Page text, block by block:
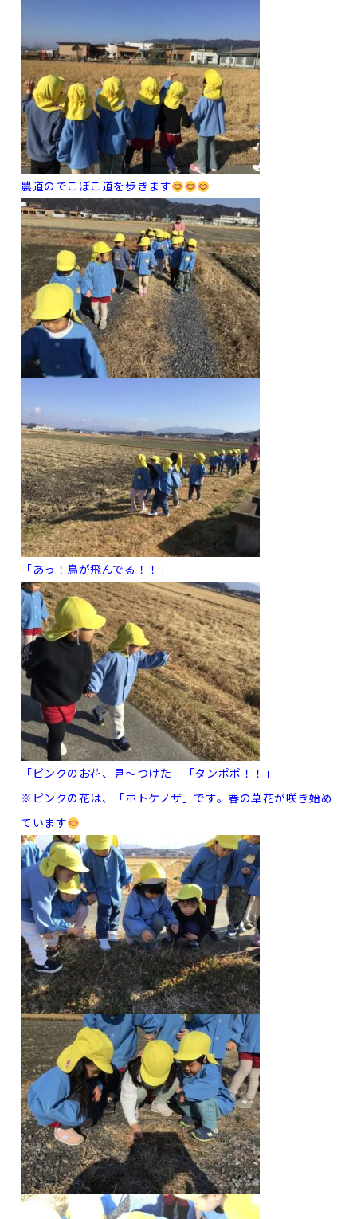
農道のでこぼこ道を歩きます
「あっ！鳥が飛んでる！！」
「ピンクのお花、見～つけた」「タンポポ！！」
※ピンクの花は、「ホトケノザ」です。春の草花が咲き始め
ています